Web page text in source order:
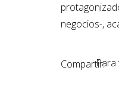
negocios-,
Compartir:Para